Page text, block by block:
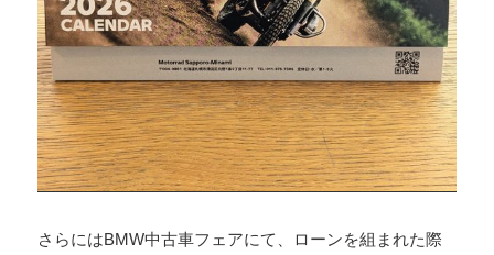
さらにはBMW中古車フェアにて、ローンを組まれた際